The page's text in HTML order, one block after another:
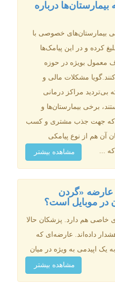
درباره
بیمارستان‌های خصوصی با
کرده و در این پیامک‌ها
معمول بویژه در حوزه
مشکلات مالی و
بی‌تردید مراکز درمانی
برخی بیمارستان‌ها و
که جهت جذب مشتری و کسب
آن هم از نوع پیامکی
...
مشاهده بیشتر
عارضه «گردن
در موبایل است؟
خاصی هم دارد. پزشکان حالا
داده‌اند. عارضه‌ای که
یک اپیدمی به ویژه در میان
مشاهده بیشتر